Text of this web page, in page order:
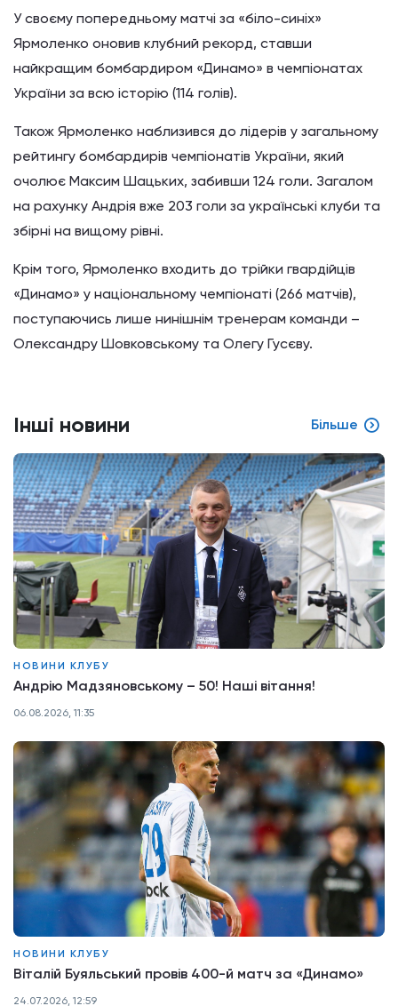
У своєму попередньому матчі за «біло-синіх»
Ярмоленко оновив клубний рекорд, ставши
найкращим бомбардиром «Динамо» в чемпіонатах
України за всю історію (114 голів).
Також Ярмоленко наблизився до лідерів у загальному
рейтингу бомбардирів чемпіонатів України, який
очолює Максим Шацьких, забивши 124 голи. Загалом
на рахунку Андрія вже 203 голи за українські клуби та
збірні на вищому рівні.
Крім того, Ярмоленко входить до трійки гвардійців
«Динамо» у національному чемпіонаті (266 матчів),
поступаючись лише нинішнім тренерам команди –
Олександру Шовковському та Олегу Гусєву.
Інші новини Більше
НОВИНИ КЛУБУ
Андрію Мадзяновському – 50! Наші вітання!
06.08.2026, 11:35
НОВИНИ КЛУБУ
Віталій Буяльський провів 400-й матч за «Динамо»
24.07.2026, 12:59